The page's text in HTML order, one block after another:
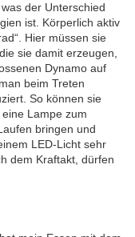
der Unterschied
ist. Körperlich aktiv
Hier müssen sie
sie damit erzeugen,
Dynamo auf
beim Treten
So können sie
Lampe zum
bringen und
LED-Licht sehr
dem Kraftakt, dürfen